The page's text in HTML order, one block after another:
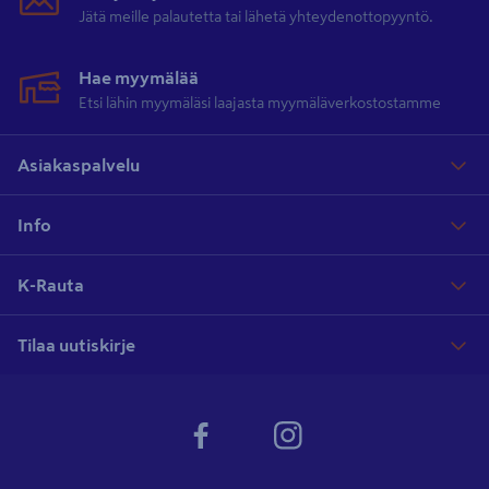
Jätä meille palautetta tai lähetä yhteydenottopyyntö.
Hae myymälää
Etsi lähin myymäläsi laajasta myymäläverkostostamme
Asiakaspalvelu
Info
K-Rauta
Tilaa uutiskirje